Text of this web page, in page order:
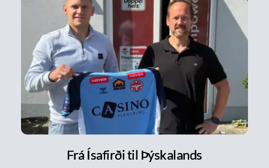
Frá Ísafirði til Þýskalands